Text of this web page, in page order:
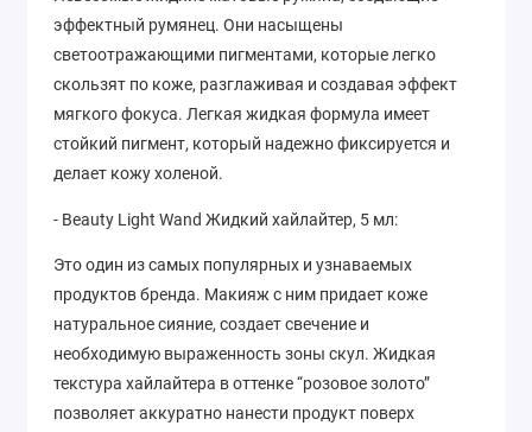
эффектный румянец. Они насыщены
светоотражающими пигментами, которые легко
скользят по коже, разглаживая и создавая эффект
мягкого фокуса. Легкая жидкая формула имеет
стойкий пигмент, который надежно фиксируется и
делает кожу холеной.
- Beauty Light Wand Жидкий хайлайтер, 5 мл:
Это один из самых популярных и узнаваемых
продуктов бренда. Макияж с ним придает коже
натуральное сияние, создает свечение и
необходимую выраженность зоны скул. Жидкая
текстура хайлайтера в оттенке “розовое золото”
позволяет аккуратно нанести продукт поверх